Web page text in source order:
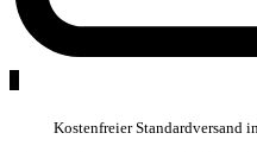
Kostenfreier Standardversand